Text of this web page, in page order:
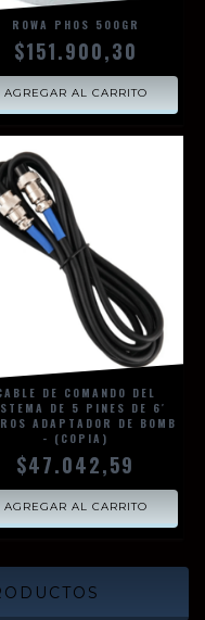
ROWA PHOS 500GR
$151.900,30
DE COMANDO DEL
DE 5 PINES DE 6′
ADAPTADOR DE BOMB
- (COPIA)
$47.042,59